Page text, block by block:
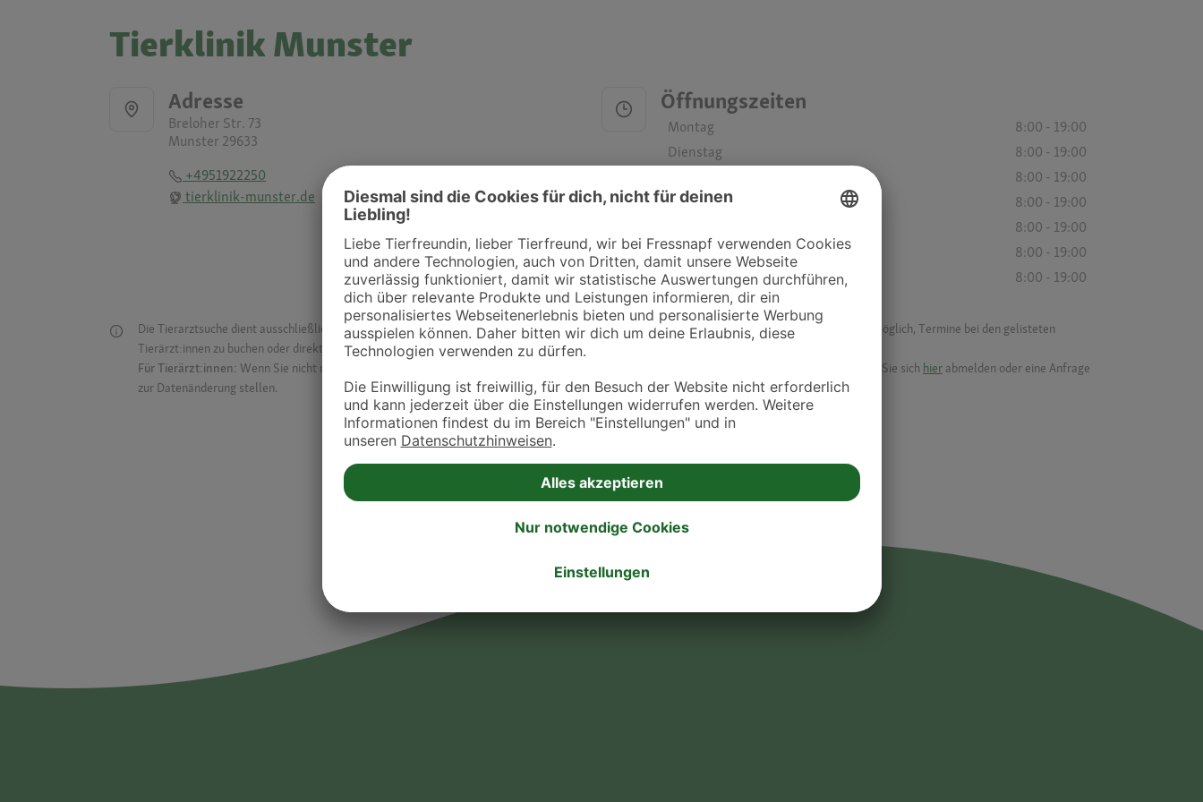
Tierklinik Munster
Adresse
Breloher Str. 73
Munster 29633
+4951922250
tierklinik-munster.de
Öffnungszeiten
Montag
8:00 - 19:00
Dienstag
8:00 - 19:00
8:00 - 19:00
Donnerstag
8:00 - 19:00
8:00 - 19:00
Samstag
8:00 - 19:00
Sonntag
8:00 - 19:00
Die Tierarztsuche dient ausschließlich dazu, Tierarztpraxen und Kliniken in deiner Nähe übersichtlich anzuzeigen. Über Dr. Fressnapf ist es nicht möglich, Termine bei den gelisteten
Tierärzt:innen zu buchen oder direkt mit ihnen in Kontakt zu treten. Bitte wende dich hierfür direkt an die jeweilige Praxis oder Klinik.
Für Tierärzt:innen: Wenn Sie nicht mehr auf der Dr. Fressnapf Tierarztsuche als Praxis gelistet werden oder Ihre Daten ändern möchten, können Sie sich hier abmelden oder eine Anfrage
zur Datenänderung stellen.